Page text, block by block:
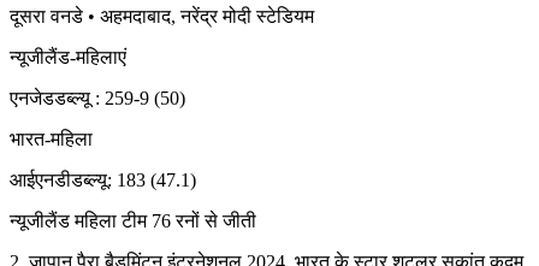
दूसरा वनडे • अहमदाबाद, नरेंद्र मोदी स्टेडियम
न्यूजीलैंड-महिलाएं
एनजेडडब्ल्यू : 259-9 (50)
भारत-महिला
आईएनडीडब्ल्यू: 183 (47.1)
न्यूजीलैंड महिला टीम 76 रनों से जीती
2. जापान पैरा बैडमिंटन इंटरनेशनल 2024, भारत के स्टार शटलर सुकांत कदम